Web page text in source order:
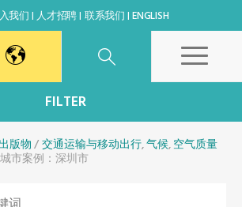
我们 人才招聘 联系我们 ENGLISH
FILTER
版物 交通运输与移动出行,气候,空气质量
市案例：深圳市